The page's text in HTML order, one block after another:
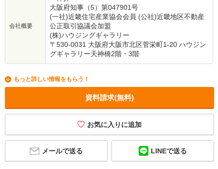
会社概要
大阪府知事（5）第047901号
(一社)近畿住宅産業協会会員 (公社)近畿地区不動産
公正取引協議会加盟
(株)ハウジングギャラリー
〒530-0031 大阪府大阪市北区菅栄町1-20 ハウジン
グギャラリー天神橋2階・3階
もっと詳しい情報をもらう！
資料請求(無料)
お気に入りに追加
メールで送る LINEで送る